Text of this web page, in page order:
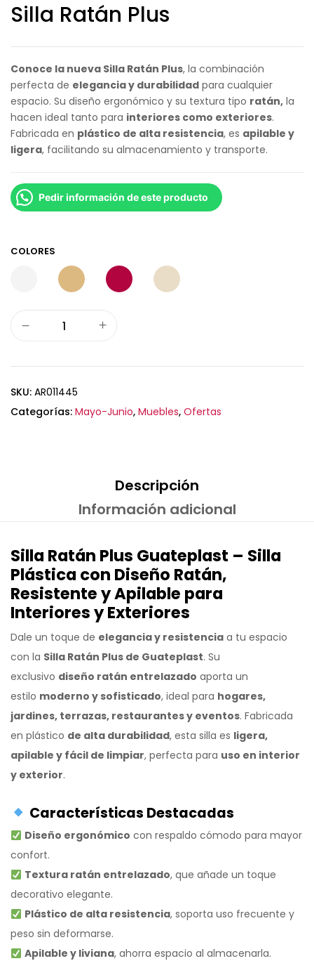
Silla Ratán Plus
Conoce la nueva Silla Ratán Plus, la combinación
perfecta de elegancia y durabilidad para cualquier
espacio. Su diseño ergonómico y su textura tipo ratán, la
hacen ideal tanto para interiores como exteriores.
Fabricada en plástico de alta resistencia, es apilable y
ligera, facilitando su almacenamiento y transporte.
Pedir información de este producto
COLORES
SKU: AR011445
Categorías: Mayo-Junio, Muebles, Ofertas
Descripción
Información adicional
Silla Ratán Plus Guateplast – Silla
Plástica con Diseño Ratán,
Resistente y Apilable para
Interiores y Exteriores
Dale un toque de elegancia y resistencia a tu espacio
con la Silla Ratán Plus de Guateplast. Su
exclusivo diseño ratán entrelazado aporta un
estilo moderno y sofisticado, ideal para hogares,
jardines, terrazas, restaurantes y eventos. Fabricada
en plástico de alta durabilidad, esta silla es ligera,
apilable y fácil de limpiar, perfecta para uso en interior
y exterior.
Características Destacadas
Diseño ergonómico con respaldo cómodo para mayor
confort.
Textura ratán entrelazado, que añade un toque
decorativo elegante.
Plástico de alta resistencia, soporta uso frecuente y
peso sin deformarse.
Apilable y liviana, ahorra espacio al almacenarla.